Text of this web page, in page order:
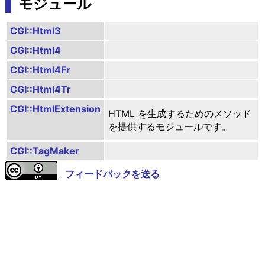
モジュール
CGI::Html3
CGI::Html4
CGI::Html4Fr
CGI::Html4Tr
CGI::HtmlExtension
HTML を生成するためのメソッド
を提供するモジュールです。
CGI::TagMaker
フィードバックを送る